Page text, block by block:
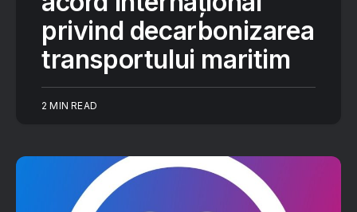
privind decarbonizarea
transportului maritim
2 MIN READ